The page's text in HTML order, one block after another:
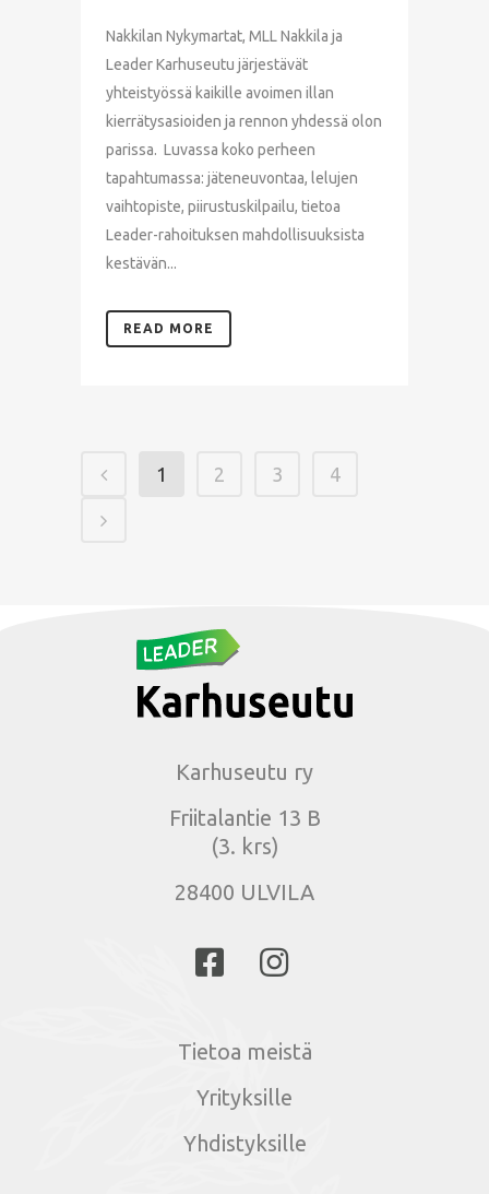
Nakkilan Nykymartat, MLL Nakkila ja
Leader Karhuseutu järjestävät
yhteistyössä kaikille avoimen illan
kierrätysasioiden ja rennon yhdessä olon
parissa. Luvassa koko perheen
tapahtumassa: jäteneuvontaa, lelujen
vaihtopiste, piirustuskilpailu, tietoa
Leader-rahoituksen mahdollisuuksista
kestävän...
READ MORE
1 2 3 4
Karhuseutu ry
Friitalantie 13 B
(3. krs)
28400 ULVILA
Tietoa meistä
Yrityksille
Yhdistyksille